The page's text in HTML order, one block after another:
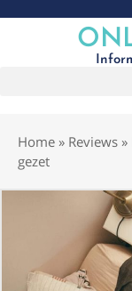
Home » Reviews »
gezet